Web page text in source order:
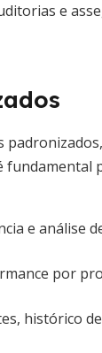
e
fundamental
e análise
por
histórico